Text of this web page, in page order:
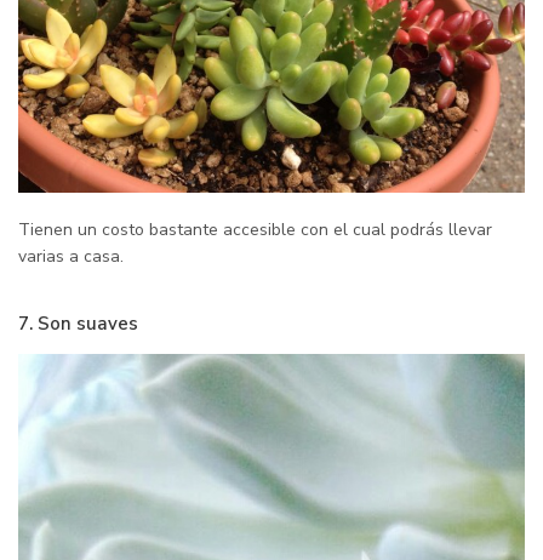
Tienen un costo bastante accesible con el cual podrás llevar
varias a casa.
7. Son suaves